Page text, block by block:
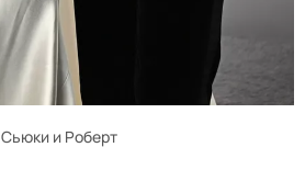
Сьюки и Роберт